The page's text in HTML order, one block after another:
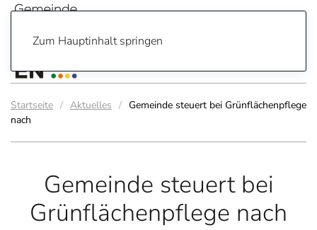
Zum Hauptinhalt springen
Startseite Aktuelles
Gemeinde steuert bei Grünflächenpflege
nach
Gemeinde steuert bei
Grünflächenpflege nach